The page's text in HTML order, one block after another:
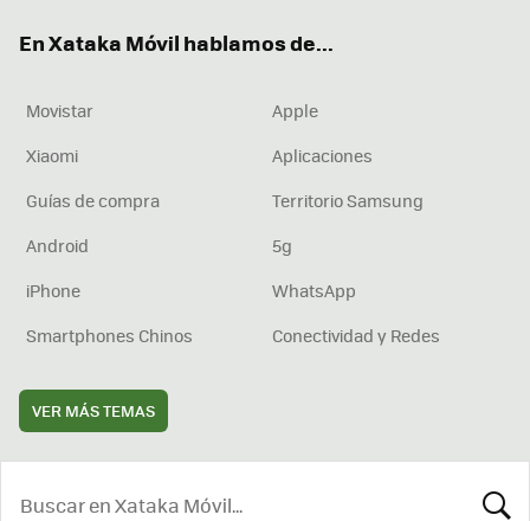
En Xataka Móvil hablamos de...
Movistar
Apple
Xiaomi
Aplicaciones
Guías de compra
Territorio Samsung
Android
5g
iPhone
WhatsApp
Smartphones Chinos
Conectividad y Redes
VER MÁS TEMAS